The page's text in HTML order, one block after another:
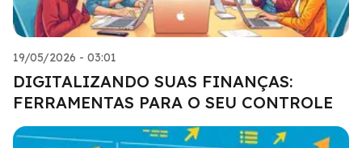
19/05/2026 - 03:01
DIGITALIZANDO SUAS FINANÇAS:
FERRAMENTAS PARA O SEU CONTROLE